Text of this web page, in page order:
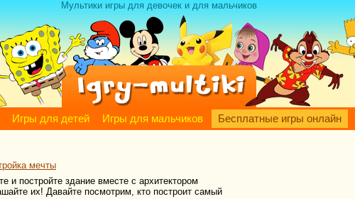
Мультики игры для девочек и для мальчиков
Игры для детей Игры для мальчиков Бесплатные игры онлайн
мечты
постройте здание вместе с архитектором
их! Давайте посмотрим, кто построит самый